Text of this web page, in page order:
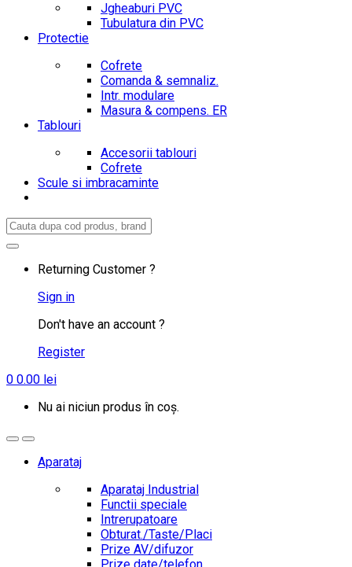
Jgheaburi PVC
Tubulatura din PVC
Protectie
Cofrete
Comanda & semnaliz.
Intr. modulare
Masura & compens. ER
Tablouri
Accesorii tablouri
Cofrete
Scule si imbracaminte
Search
Returning Customer ?
Sign in
Don't have an account ?
Register
0 0.00 lei
Nu ai niciun produs în coș.
Aparataj
Aparataj Industrial
Functii speciale
Intrerupatoare
Obturat./Taste/Placi
Prize AV/difuzor